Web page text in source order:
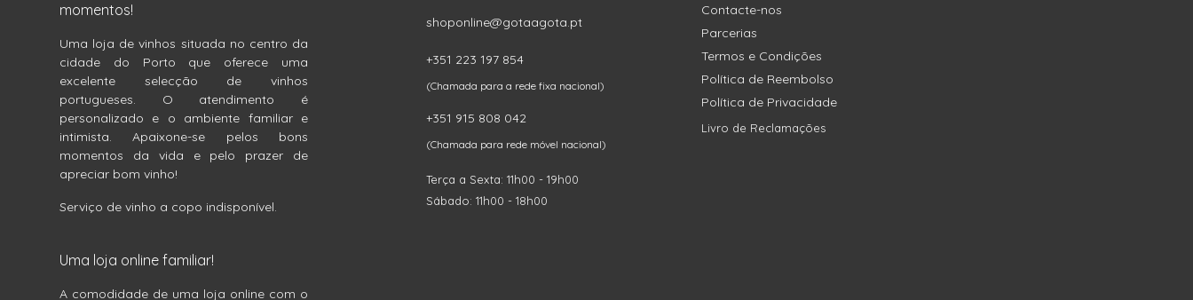
momentos!
Uma loja de vinhos situada no centro da
cidade do Porto que oferece uma
excelente selecção de vinhos
portugueses. O atendimento é
personalizado e o ambiente familiar e
intimista. Apaixone-se pelos bons
momentos da vida e pelo prazer de
apreciar bom vinho!
Serviço de vinho a copo indisponível.
Uma loja online familiar!
A comodidade de uma loja online com o
shoponline@gotaagota.pt
+351 223 197 854
(Chamada para a rede fixa nacional)
+351 915 808 042
(Chamada para rede móvel nacional)
Terça a Sexta: 11h00 - 19h00
Sábado: 11h00 - 18h00
Contacte-nos
Parcerias
Termos e Condições
Política de Reembolso
Política de Privacidade
Livro de Reclamações